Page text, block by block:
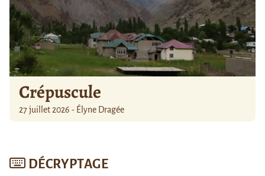
Crépuscule
27 juillet 2026 - Élyne Dragée
DÉCRYPTAGE